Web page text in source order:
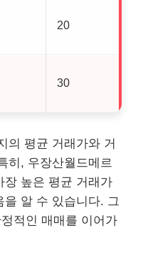
20
30
의 평균 거래가와 거
히, 우장산월드메르
장 높은 평균 거래가
을 알 수 있습니다. 그
적인 매매를 이어가